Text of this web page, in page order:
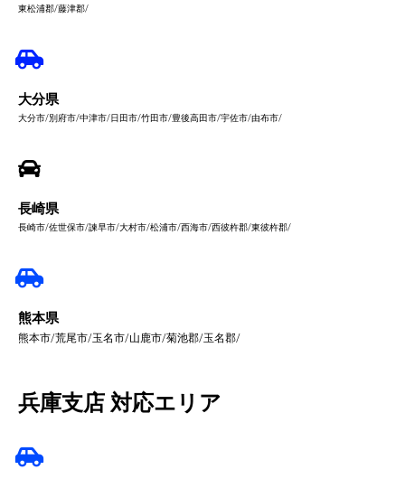
東松浦郡/藤津郡/
大分県
大分市/別府市/中津市/日田市/竹田市/豊後高田市/宇佐市/由布市/
長崎県
長崎市/佐世保市/諫早市/大村市/松浦市/西海市/西彼杵郡/東彼杵郡/
熊本県
熊本市/荒尾市/玉名市/山鹿市/菊池郡/玉名郡/
兵庫支店 対応エリア